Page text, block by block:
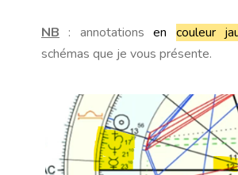
NB : annotationsen couleur
schémas que je vous présente.